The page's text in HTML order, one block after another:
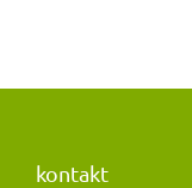
kontakt